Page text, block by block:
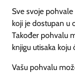
Sve svoje
koji je dostupan u
Također pohvalu
knjigu utisaka
Vašu pohvalu